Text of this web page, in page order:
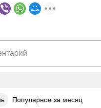
Популярное за месяц